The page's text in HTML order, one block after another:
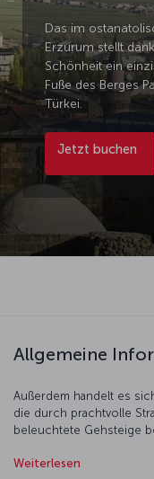
Das im
Erzurum stellt
Schönheit ein
Fuße des Berges
Türkei.
Jetzt buchen
Allgemeine
Außerdem handelt es
die durch prachtvolle
beleuchtete Gehsteige
Weiterlesen